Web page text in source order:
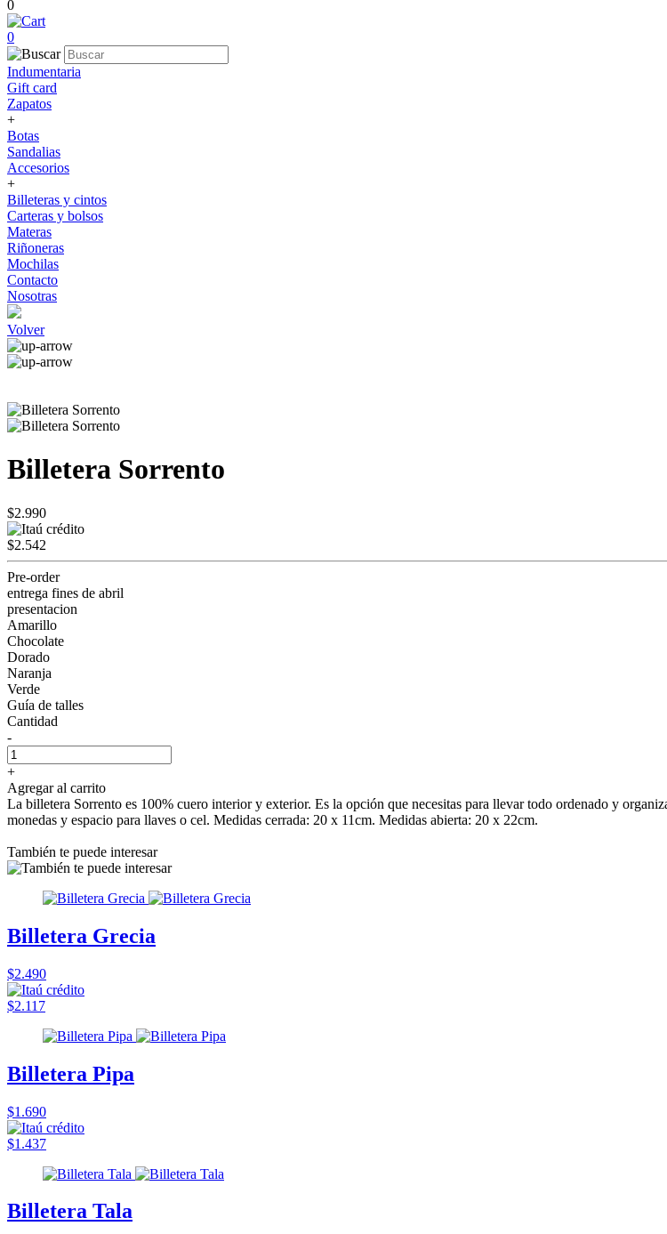
0
0
Indumentaria
Gift card
Zapatos
+
Botas
Sandalias
Accesorios
+
Billeteras y cintos
Carteras y bolsos
Materas
Riñoneras
Mochilas
Contacto
Nosotras
Volver
Billetera Sorrento
$2.990
$2.542
Pre-order
entrega fines de abril
presentacion
Amarillo
Chocolate
Dorado
Naranja
Verde
Guía de talles
Cantidad
-
+
Agregar al carrito
La billetera Sorrento es 100% cuero interior y exterior. Es la opción que necesitas para llevar todo ordenado y
monedas y espacio para llaves o cel. Medidas cerrada: 20 x 11cm. Medidas abierta: 20 x 22cm.
También te puede interesar
Billetera Grecia
$2.490
$2.117
Billetera Pipa
$1.690
$1.437
Billetera Tala